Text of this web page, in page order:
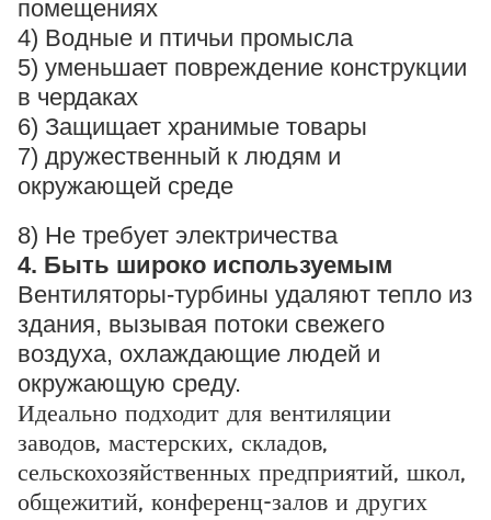
помещениях
4) Водные и птичьи промысла
5) уменьшает повреждение конструкции
в чердаках
6) Защищает хранимые товары
7) дружественный к людям и
окружающей среде
8) Не требует электричества
4. Быть широко используемым
Вентиляторы-турбины удаляют тепло из
здания, вызывая потоки свежего
воздуха, охлаждающие людей и
окружающую среду.
Идеально подходит для вентиляции
заводов, мастерских, складов,
сельскохозяйственных предприятий, школ,
общежитий, конференц-залов и других